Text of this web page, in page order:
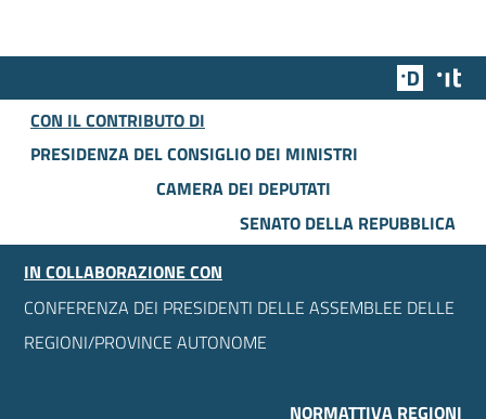
Team
CON IL CONTRIBUTO DI
PRESIDENZA DEL CONSIGLIO DEI MINISTRI
CAMERA DEI DEPUTATI
SENATO DELLA REPUBBLICA
IN COLLABORAZIONE CON
CONFERENZA DEI PRESIDENTI DELLE ASSEMBLEE DELLE
REGIONI/PROVINCE AUTONOME
NORMATTIVA REGIONI